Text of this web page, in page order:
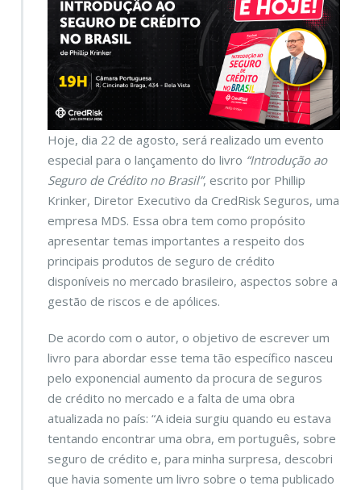
Hoje, dia 22 de agosto, será realizado um evento
especial para o lançamento do livro “Introdução ao
Seguro de Crédito no Brasil”, escrito por Phillip
Krinker, Diretor Executivo da CredRisk Seguros, uma
empresa MDS. Essa obra tem como propósito
apresentar temas importantes a respeito dos
principais produtos de seguro de crédito
disponíveis no mercado brasileiro, aspectos sobre a
gestão de riscos e de apólices.
De acordo com o autor, o objetivo de escrever um
livro para abordar esse tema tão específico nasceu
pelo exponencial aumento da procura de seguros
de crédito no mercado e a falta de uma obra
atualizada no país: “A ideia surgiu quando eu estava
tentando encontrar uma obra, em português, sobre
seguro de crédito e, para minha surpresa, descobri
que havia somente um livro sobre o tema publicado